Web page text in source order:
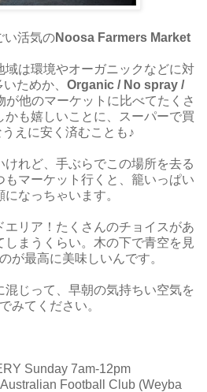
い活気のNoosa Farmers Market
域は環境やオーガニックなどに対
ためか、 Organic / No spray /
が他のマーケットに比べてたくさ
かも嬉しいことに、スーパーで買
えに安く済むことも♪
けれど、手ぶらでこの場所を去る
マーケット行くと、籠いっぱい
になっちゃいます。
リア！たくさんのチョイスがあ
しまうくらい。木の下で青空を見
が最高に美味しいんです。
じって、早朝の気持ちい空気を
みてください。
Sunday 7am-12pm
Football Club (Weyba